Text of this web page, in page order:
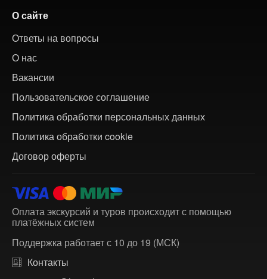
О сайте
Ответы на вопросы
О нас
Вакансии
Пользовательское соглашение
Политика обработки персональных данных
Политика обработки cookie
Договор оферты
Оплата экскурсий и туров происходит с помощью
платёжных систем
Поддержка работает с 10 до 19 (МСК)
Контакты